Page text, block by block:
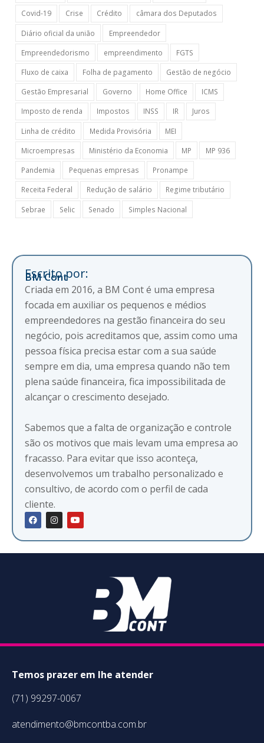
Covid-19
Crise Crédito
câmara dos Deputados
Diário oficial da união
Empreendedor
Empreendedorismo
empreendimento
FGTS
Fluxo de caixa
Folha de pagamento
Gestão de negócio
Gestão Empresarial
Governo Home Office
ICMS
Imposto de renda
Impostos INSS IR
Juros
Linha de crédito
Medida Provisória
MEI
Microempresas
Ministério da Economia MP
MP 936
Pandemia
Pequenas empresas
Pronampe
Receita Federal
Redução de salário
Regime tributário
Sebrae
Selic Senado Simples Nacional
Escrito por:
BM Cont
Criada em 2016, a BM Cont é uma empresa
focada em auxiliar os pequenos e médios
empreendedores na gestão financeira do seu
negócio, pois acreditamos que, assim como uma
pessoa física precisa estar com a sua saúde
sempre em dia, uma empresa quando não tem
plena saúde financeira, fica impossibilitada de
alcançar o crescimento desejado.
Sabemos que a falta de organização e controle
são os motivos que mais levam uma empresa ao
fracasso. Para evitar que isso aconteça,
desenvolvemos um trabalho personalizado e
consultivo, de acordo com o perfil de cada
cliente.
Temos prazer em lhe atender
(71) 99297-0067
atendimento@bmcontba.com.br